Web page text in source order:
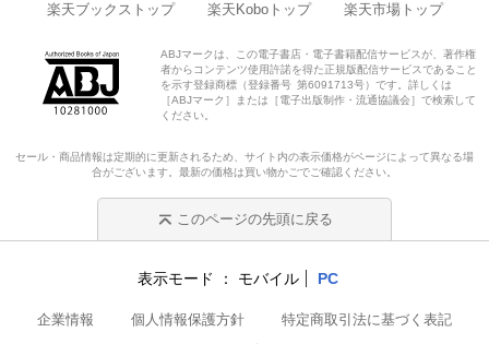
楽天ブックストップ 楽天Koboトップ 楽天市場トップ
ABJマークは、この電子書店・電子書籍配信サービスが、著作権
者からコンテンツ使用許諾を得た正規版配信サービスであること
を示す登録商標（登録番号 第6091713号）です。詳しくは
［ABJマーク］または［電子出版制作・流通協議会］で検索して
ください。
セール・商品情報は定期的に更新されるため、サイト内の表示価格がページによって異なる場
合がございます。最新の価格は買い物かごでご確認ください。
このページの先頭に戻る
表示モード モバイル PC
企業情報 個人情報保護方針
特定商取引法に基づく表記